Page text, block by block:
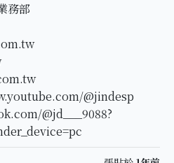
務部
@jindesp
@jd___9088?